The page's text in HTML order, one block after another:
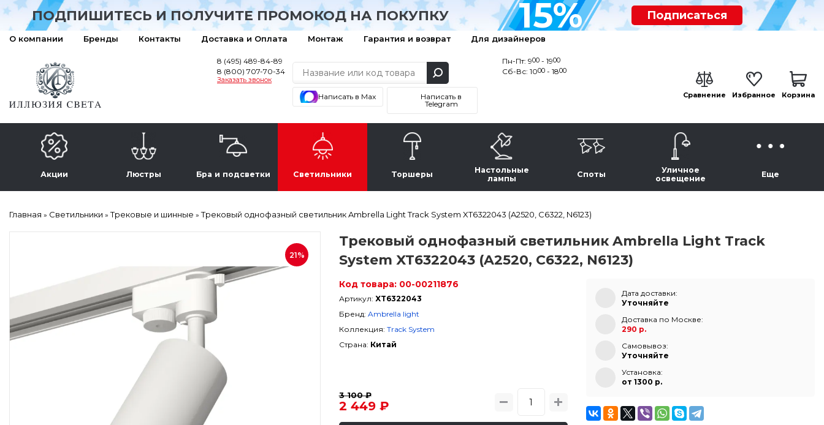
ПОДПИШИТЕСЬ И ПОЛУЧИТЕ ПРОМОКОД НА ПОКУПКУ 15% Подписаться
О компании Бренды Контакты Доставка и Оплата Монтаж Гарантия и возврат Для дизайнеров
8 (495) 489-84-89
8 (800) 707-70-34
Заказать звонок
Написать в Max
Написать в
Telegram
Пн-Пт: 900 - 1900
Сб-Вс: 1000 - 1800
Сравнение Избранное Корзина
Акции Люстры Бра и подсветки Светильники Торшеры
Настольные
лампы
Споты
Уличное
освещение
Еще
Главная » Светильники »Трековые и шинные »Трековый однофазный светильник Ambrella Light Track System XT6322043 (A2520, C6322, N6123)
21%
Трековый однофазный светильник Ambrella Light Track
System XT6322043 (A2520, C6322, N6123)
Код товара: 00-00211876
Артикул: XT6322043
Бренд: Ambrella light
Коллекция: Track System
Страна: Китай
3 100 ₽
2 449 ₽
Дата доставки:
Уточняйте
Доставка по Москве:
290 р.
Самовывоз:
Уточняйте
Установка:
от 1300 p.